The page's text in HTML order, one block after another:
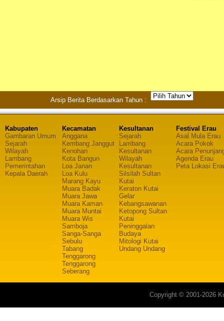
Arsip Berita Berdasarkan Tahun :
Kabupaten
Gambaran Umum
Sejarah
Wilayah
Lambang
Pemerintahan
Kepala Daerah
Kecamatan
Anggana
Kembang Janggut
Kenohan
Kota Bangun
Loa Janan
Loa Kulu
Marang Kayu
Muara Badak
Muara Jawa
Muara Kaman
Muara Muntai
Muara Wis
Samboja
Sanga-Sanga
Sebulu
Tabang
Tenggarong
Tenggarong
Seberang
Kesultanan
Sejarah
Lambang
Kesultanan
Wilayah
Kesultanan
Silsilah Sultan
Kutai
Keraton Kutai
Gelar
Kebangsawanan
Ketopong Sultan
Kutai
Peninggalan
Budaya
Mitologi Kutai
Undang Undang
Festival Erau
Asal Mula Erau
Acara Pokok
Acara
Agenda Erau
Peta Lokasi
Copyright © 2001-2026